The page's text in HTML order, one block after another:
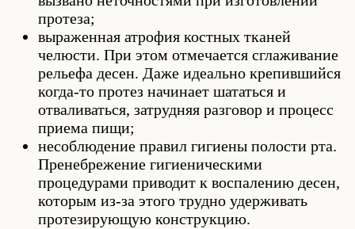
протеза;
выраженная атрофия костных тканей
челюсти. При этом отмечается сглаживание
рельефа десен. Даже идеально крепившийся
когда-то протез начинает шататься и
отваливаться, затрудняя разговор и процесс
приема пищи;
несоблюдение правил гигиены полости рта.
Пренебрежение гигиеническими
процедурами приводит к воспалению десен,
которым из-за этого трудно удерживать
протезирующую конструкцию.